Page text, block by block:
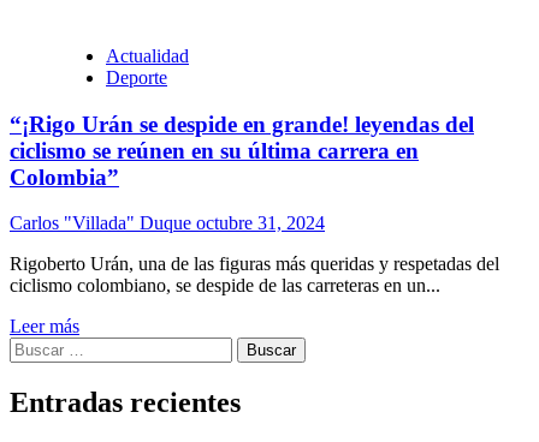
Actualidad
Deporte
“¡Rigo Urán se despide en grande! leyendas del
ciclismo se reúnen en su última carrera en
Colombia”
Carlos "Villada" Duque octubre 31, 2024
Rigoberto Urán, una de las figuras más queridas y respetadas del
ciclismo colombiano, se despide de las carreteras en un...
Leer más
Buscar:
Entradas recientes